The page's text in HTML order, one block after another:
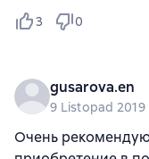
3 0
gusarova.en
9 Listopad 2019
Очень